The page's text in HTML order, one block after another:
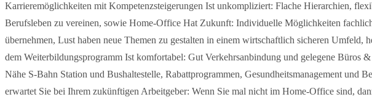
Karrieremöglichkeiten mit Kompetenzsteigerungen Ist unkompliziert: Flache Hierarchien,
Berufsleben zu vereinen, sowie Home-Office Hat Zukunft: Individuelle Möglichkeiten
übernehmen, Lust haben neue Themen zu gestalten in einem wirtschaftlich sicheren Umfeld,
dem Weiterbildungsprogramm Ist komfortabel: Gut Verkehrsanbindung und gelegene Büros
Nähe S-Bahn Station und Bushaltestelle, Rabattprogrammen, Gesundheitsmanagement und
erwartet Sie bei Ihrem zukünftigen Arbeitgeber: Wenn Sie mal nicht im Home-Office sind,